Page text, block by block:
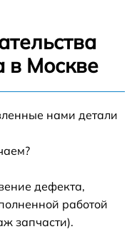
в Москве
нами детали
дефекта,
работой
запчасти).